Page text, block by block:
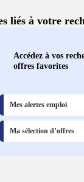
liés à votre
Accédez à vos
offres favorites
Mes alertes emploi
Ma sélection d’offres